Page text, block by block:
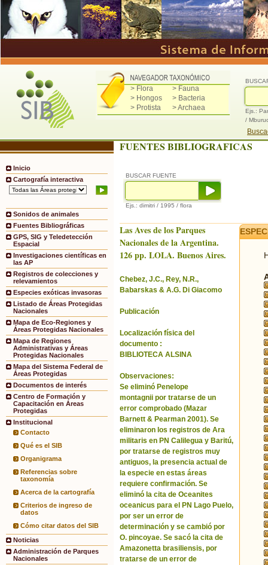
> Flora
> Fauna
> Hongos
> Bacteria
> Protista
> Archaea
Ejs.:
/
Inicio
Cartografía interactiva
Sonidos de animales
Fuentes Bibliográficas
GPS, SIG y Teledetección
Espacial
Investigaciones científicas en
las AP
Registros de colecciones y
relevamientos
Especies exóticas invasoras
Listado de Áreas Protegidas
Nacionales
Mapa de Eco-Regiones y
Áreas Protegidas Nacionales
Mapa de Regiones
Administrativas y Áreas
Protegidas Nacionales
Mapa del Sistema Federal de
Áreas Protegidas
Documentos de interés
Centro de Formación y
Capacitación en Áreas
Protegidas
Institucional
Contacto
Qué es el SIB
Organigrama
Referencias sobre
taxonomía
Acerca de la cartografía
Criterios de ingreso de
datos
Cómo citar datos del SIB
Noticias
Administración de Parques
Nacionales
FUENTES BIBLIOGRAFICAS
BUSCAR FUENTE
Ejs.: dimitri / 1995 / flora
Las Aves de los Parques
Nacionales de la Argentina.
126 pp. LOLA. Buenos Aires.
Chebez, J.C., Rey, N.R.,
Babarskas & A.G. Di Giacomo
Publicación
Localización física del
documento :
BIBLIOTECA ALSINA
Observaciones:
Se eliminó Penelope
montagnii por tratarse de un
error comprobado (Mazar
Barnett & Pearman 2001). Se
eliminaron los registros de Ara
militaris en PN Calilegua y Baritú,
por tratarse de registros muy
antiguos, la presencia actual de
la especie en estas áreas
requiere confirmación. Se
eliminó la cita de Oceanites
oceanicus para el PN Lago Puelo,
por ser un error de
determinación y se cambió por
O. pincoyae. Se sacó la cita de
Amazonetta brasiliensis, por
tratarse de un error de